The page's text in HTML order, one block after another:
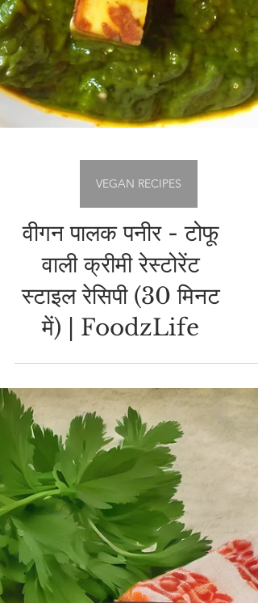
वीगन पालक पनीर - टोफू
वाली क्रीमी रेस्टोरेंट
स्टाइल रेसिपी (30 मिनट
में) | FoodzLife